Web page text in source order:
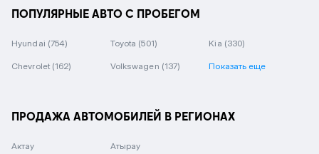
ПОПУЛЯРНЫЕ АВТО С ПРОБЕГОМ
Hyundai (754) Toyota (501) Kia (330)
Chevrolet (162) Volkswagen (137) Показать еще
ПРОДАЖА АВТОМОБИЛЕЙ В РЕГИОНАХ
Актау Атырау